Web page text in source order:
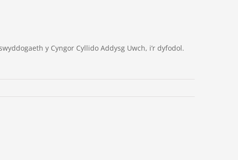
y Cyngor Cyllido Addysg Uwch, i’r dyfodol.